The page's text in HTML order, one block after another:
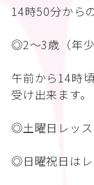
14時50分から
◎2〜3歳（年
午前から14時
受け出来ます。
◎土曜日レッ
◎日曜祝日は